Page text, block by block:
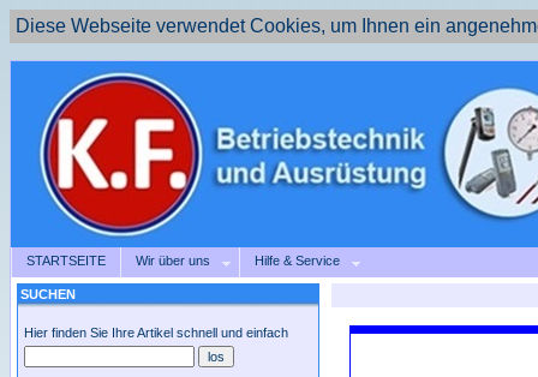
Diese Webseite verwendet Cookies, um Ihnen ein
STARTSEITE Wir über uns Hilfe & Service
SUCHEN
Hier finden Sie Ihre Artikel schnell und einfach